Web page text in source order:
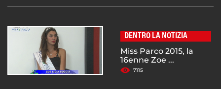
DENTRO LA NOTIZIA
Miss Parco 2015, la
16enne Zoe ...
7115